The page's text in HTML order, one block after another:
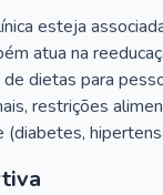
esteja
atua na
dietas para
restrições